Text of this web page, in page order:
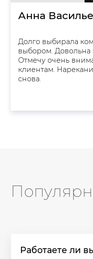
Анна
Долго выбирала
выбором. Довольна
Отмечу очень
клиентам.
снова.
Работаете ли